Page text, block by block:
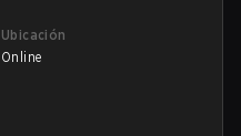
Ubicación
Online